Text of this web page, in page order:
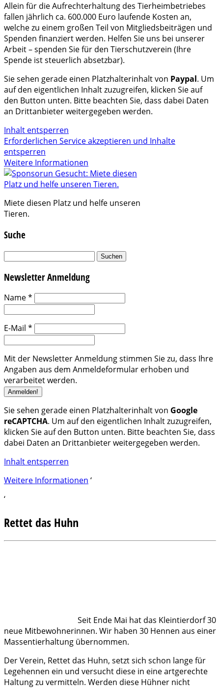
Allein für die Aufrechterhaltung des Tierheimbetriebes
fallen jährlich ca. 600.000 Euro laufende Kosten an,
welche zu einem großen Teil von Mitgliedsbeiträgen und
Spenden finanziert werden. Helfen Sie uns bei unserer
Arbeit – spenden Sie für den Tierschutzverein (Ihre
Spende ist steuerlich absetzbar).
Sie sehen gerade einen Platzhalterinhalt von Paypal. Um
auf den eigentlichen Inhalt zuzugreifen, klicken Sie auf
den Button unten. Bitte beachten Sie, dass dabei Daten
an Drittanbieter weitergegeben werden.
Inhalt entsperren
Erforderlichen Service akzeptieren und Inhalte
entsperren
Weitere Informationen
Miete diesen Platz und helfe unseren
Tieren.
Suche
Suchen
Newsletter Anmeldung
Name*
E-Mail *
Mit der Newsletter Anmeldung stimmen Sie zu, dass Ihre
Angaben aus dem Anmeldeformular erhoben und
verarbeitet werden.
Sie sehen gerade einen Platzhalterinhalt von Google
reCAPTCHA. Um auf den eigentlichen Inhalt zuzugreifen,
klicken Sie auf den Button unten. Bitte beachten Sie, dass
dabei Daten an Drittanbieter weitergegeben werden.
Inhalt entsperren
Weitere Informationen ‘
‘
Rettet das Huhn
Seit Ende Mai hat das Kleintierdorf 30
neue Mitbewohnerinnen. Wir haben 30 Hennen aus einer
Massentierhaltung übernommen.
Der Verein, Rettet das Huhn, setzt sich schon lange für
Legehennen ein und versucht diese in eine artgerechte
Haltung zu vermitteln. Werden diese Hühner nicht